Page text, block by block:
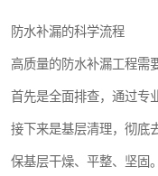
防水补漏的科学流程
高质量的防水补漏工程需
首先是全面排查，通过专
接下来是基层清理，彻底
保基层干燥、平整、坚固。